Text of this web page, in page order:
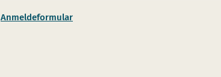
Anmeldeformular